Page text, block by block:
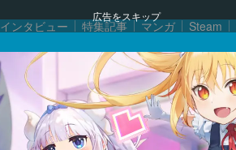
広告をスキップ
インタビュー 特集記事 マンガ Steam